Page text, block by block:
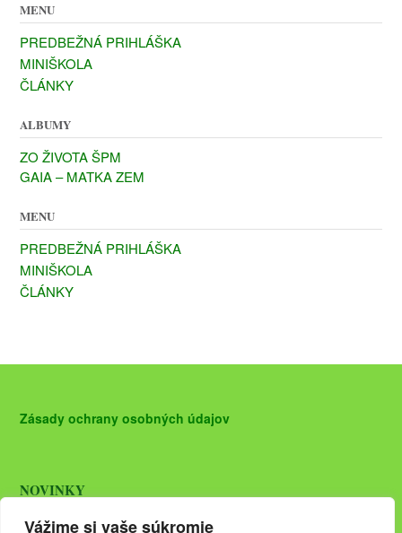
Vážime si vaše súkromie
MENU
PREDBEŽNÁ PRIHLÁŠKA
MINIŠKOLA
ČLÁNKY
ALBUMY
ZO ŽIVOTA ŠPM
GAIA – MATKA ZEM
MENU
PREDBEŽNÁ PRIHLÁŠKA
MINIŠKOLA
ČLÁNKY
Zásady ochrany osobných údajov
NOVINKY
27.03.2019 otvárame nový ročník